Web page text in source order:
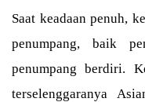
Saat keadaan penuh,
penumpang, baik
penumpang berdiri.
terselenggaranya